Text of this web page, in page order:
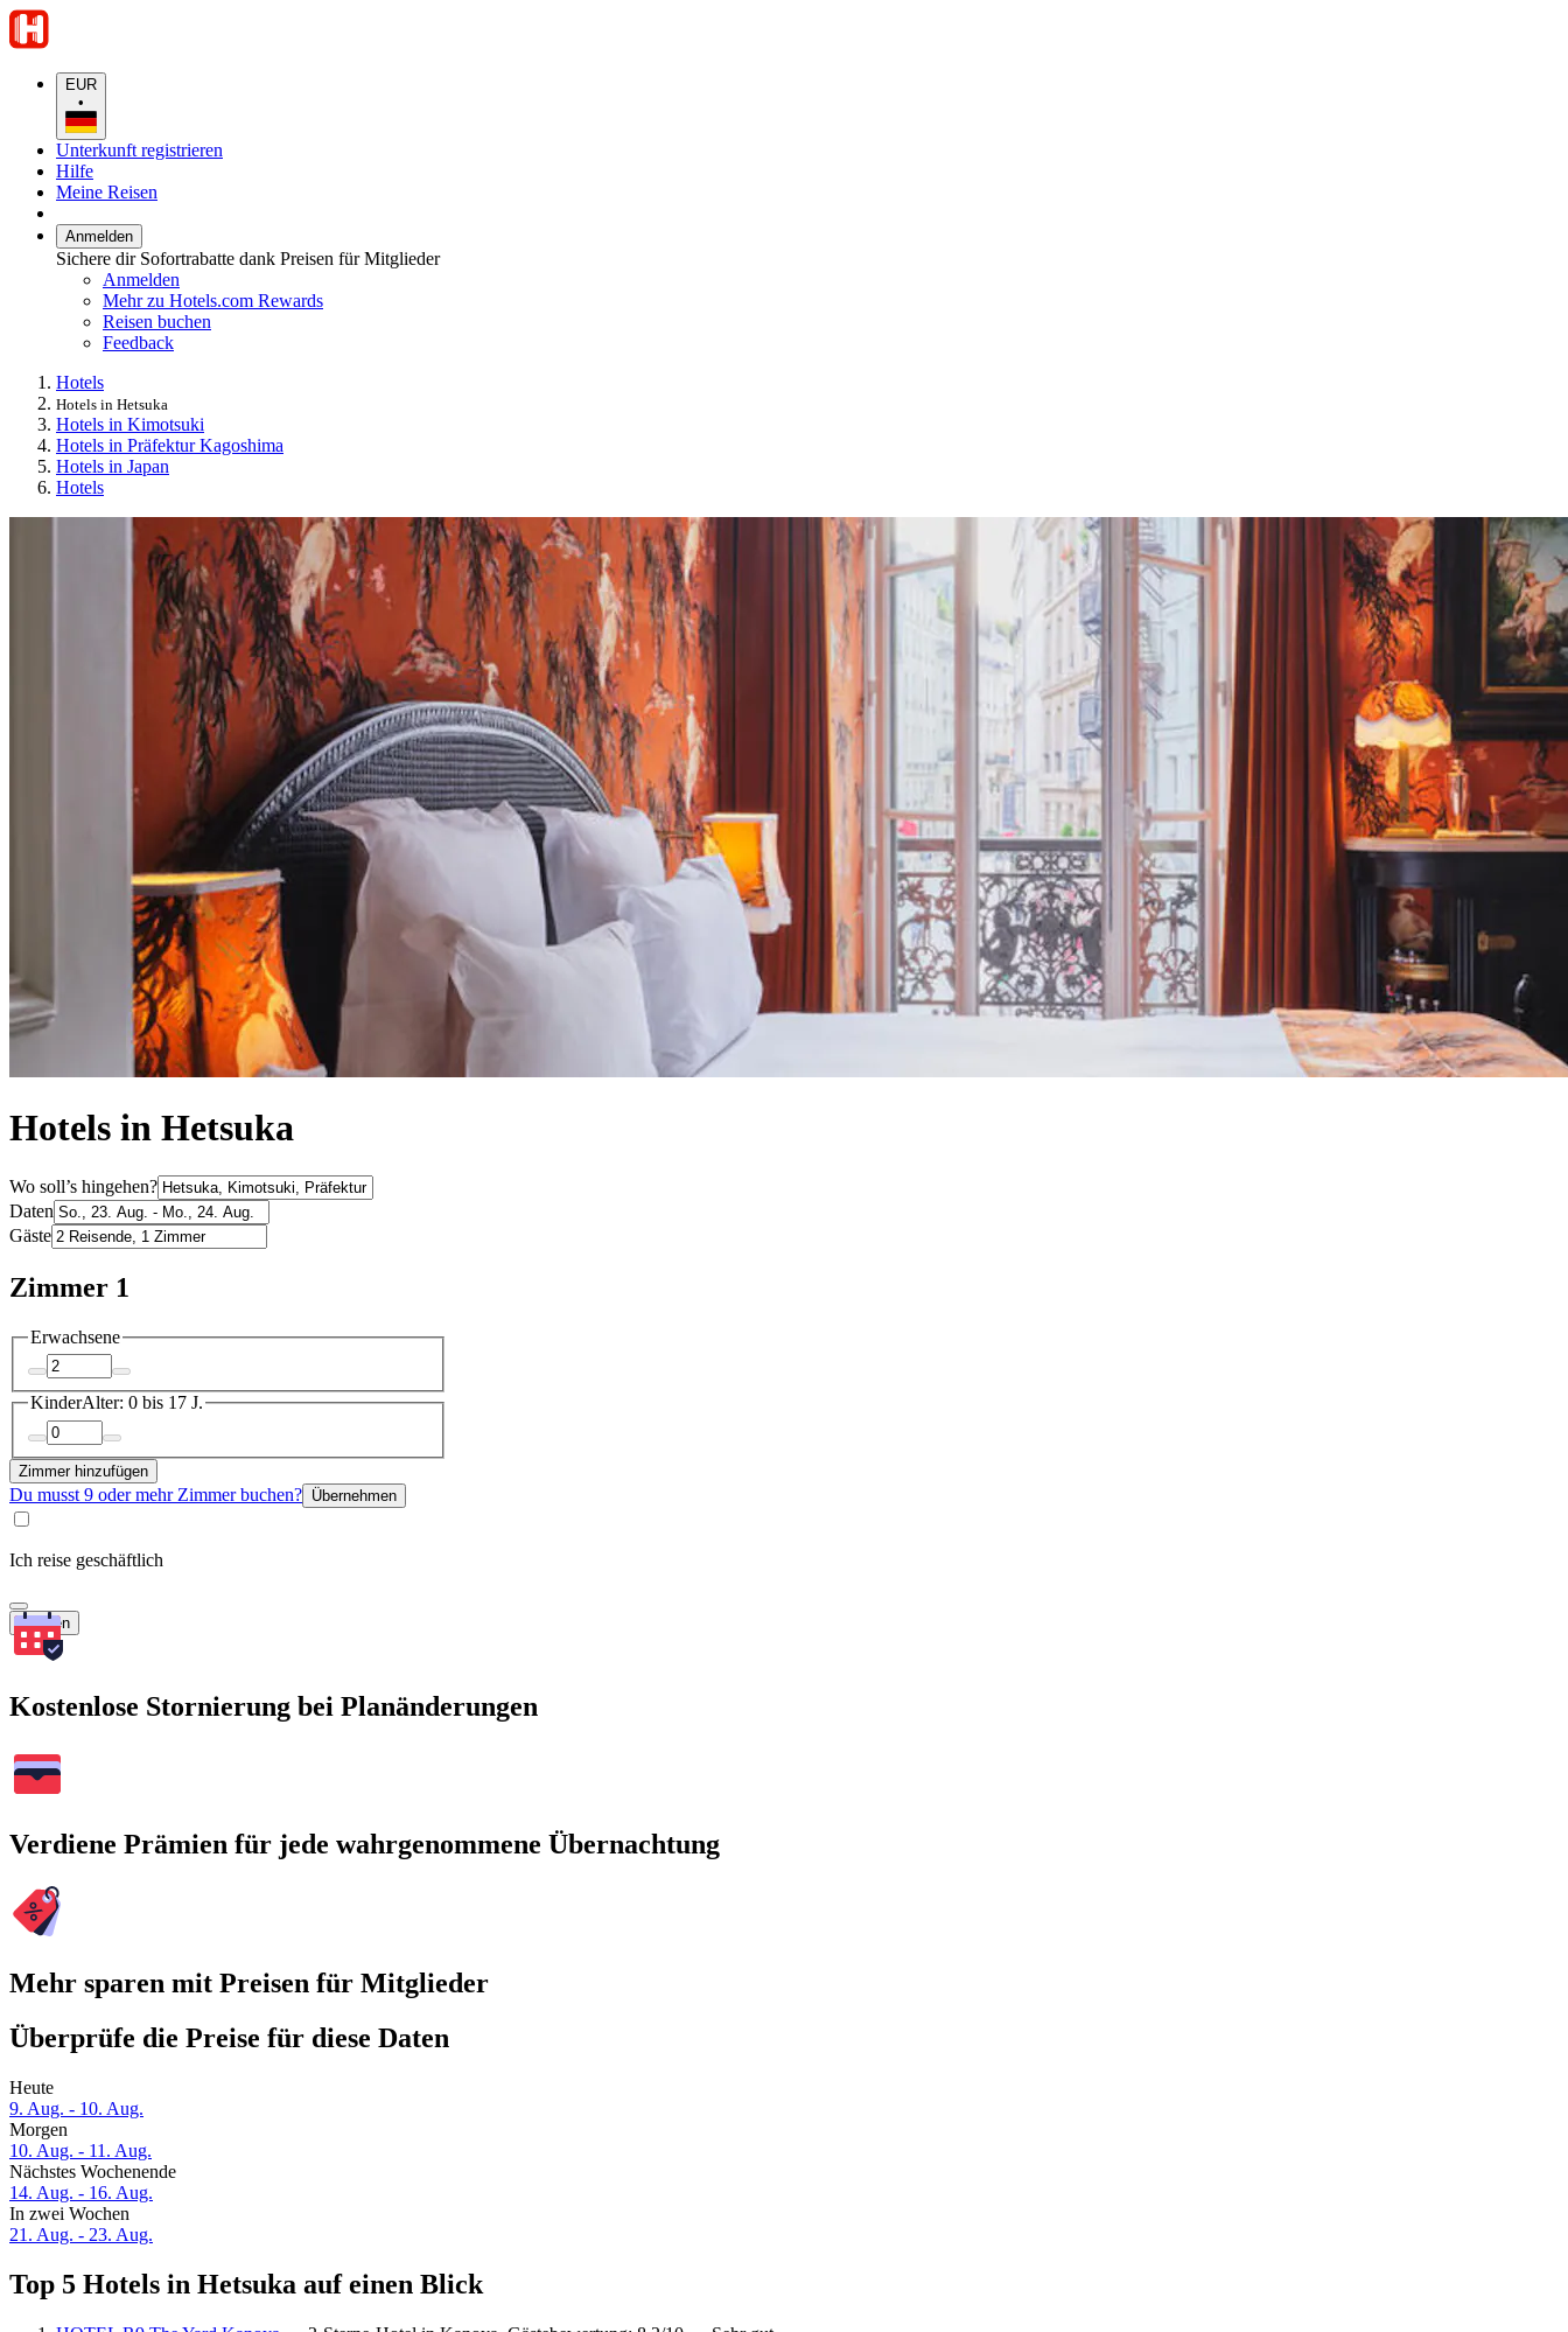
EUR
•
Unterkunft registrieren
Hilfe
Meine Reisen
Anmelden
Sichere dir Sofortrabatte dank Preisen für Mitglieder
Anmelden
Mehr zu Hotels.com Rewards
Reisen buchen
Feedback
Hotels
Hotels in Hetsuka
Hotels in Kimotsuki
Hotels in Präfektur Kagoshima
Hotels in Japan
Hotels
Hotels in Hetsuka
Wo soll’s hingehen?
Daten
Gäste
Zimmer 1
Erwachsene
KinderAlter: 0 bis 17 J.
Zimmer hinzufügen
Du musst 9 oder mehr Zimmer buchen? Übernehmen
Ich reise geschäftlich
Suchen
Kostenlose Stornierung bei Planänderungen
Verdiene Prämien für jede wahrgenommene Übernachtung
Mehr sparen mit Preisen für Mitglieder
Überprüfe die Preise für diese Daten
Heute
9. Aug. - 10. Aug.
Morgen
10. Aug. - 11. Aug.
Nächstes Wochenende
14. Aug. - 16. Aug.
In zwei Wochen
21. Aug. - 23. Aug.
Top 5 Hotels in Hetsuka auf einen Blick